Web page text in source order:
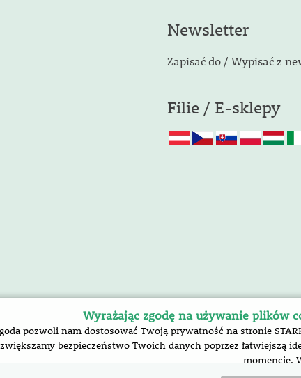
Newsletter
Zapisać do / Wypisać z
Filie / E-sklepy
Wyrażając zgodę na używanie plików
pozwoli nam dostosować Twoją prywatność na stronie
bezpieczeństwo Twoich danych poprzez łatwiejszą
momencie.